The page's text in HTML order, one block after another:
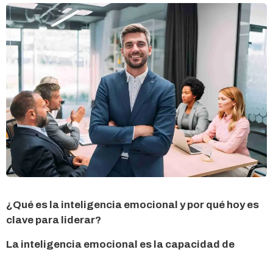
¿Qué es la inteligencia emocional y por qué hoy es
clave para liderar?
La inteligencia emocional es la capacidad de